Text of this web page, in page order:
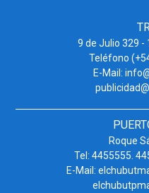
9 de Julio 329 -
Teléfono
E-Mail:
Roque
Tel: 4455555.
E-Mail: